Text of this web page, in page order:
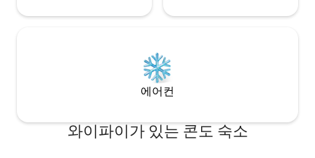
에어컨
와이파이가 있는 콘도 숙소